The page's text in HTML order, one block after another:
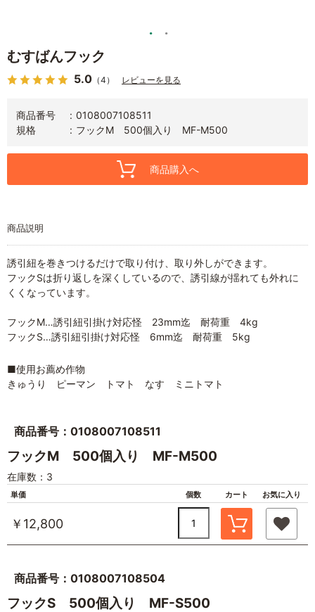
むすばんフック
5.0 （4） レビューを見る
商品番号
0108007108511
規格
フックM 500個入り MF-M500
商品購入へ
商品説明
誘引紐を巻きつけるだけで取り付け、取り外しができます。
フックSは折り返しを深くしているので、誘引線が揺れても外れに
くくなっています。
フックM…誘引紐引掛け対応怪 23mm迄 耐荷重 4kg
フックS…誘引紐引掛け対応怪 6mm迄 耐荷重 5kg
■使用お薦め作物
きゅうり ピーマン トマト なす ミニトマト
商品番号：0108007108511
フックM 500個入り MF-M500
在庫数：3
単価 個数 カート お気に入り
￥12,800
商品番号：0108007108504
フックS 500個入り MF-S500